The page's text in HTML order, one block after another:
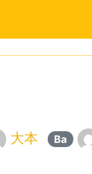
大本 Ba